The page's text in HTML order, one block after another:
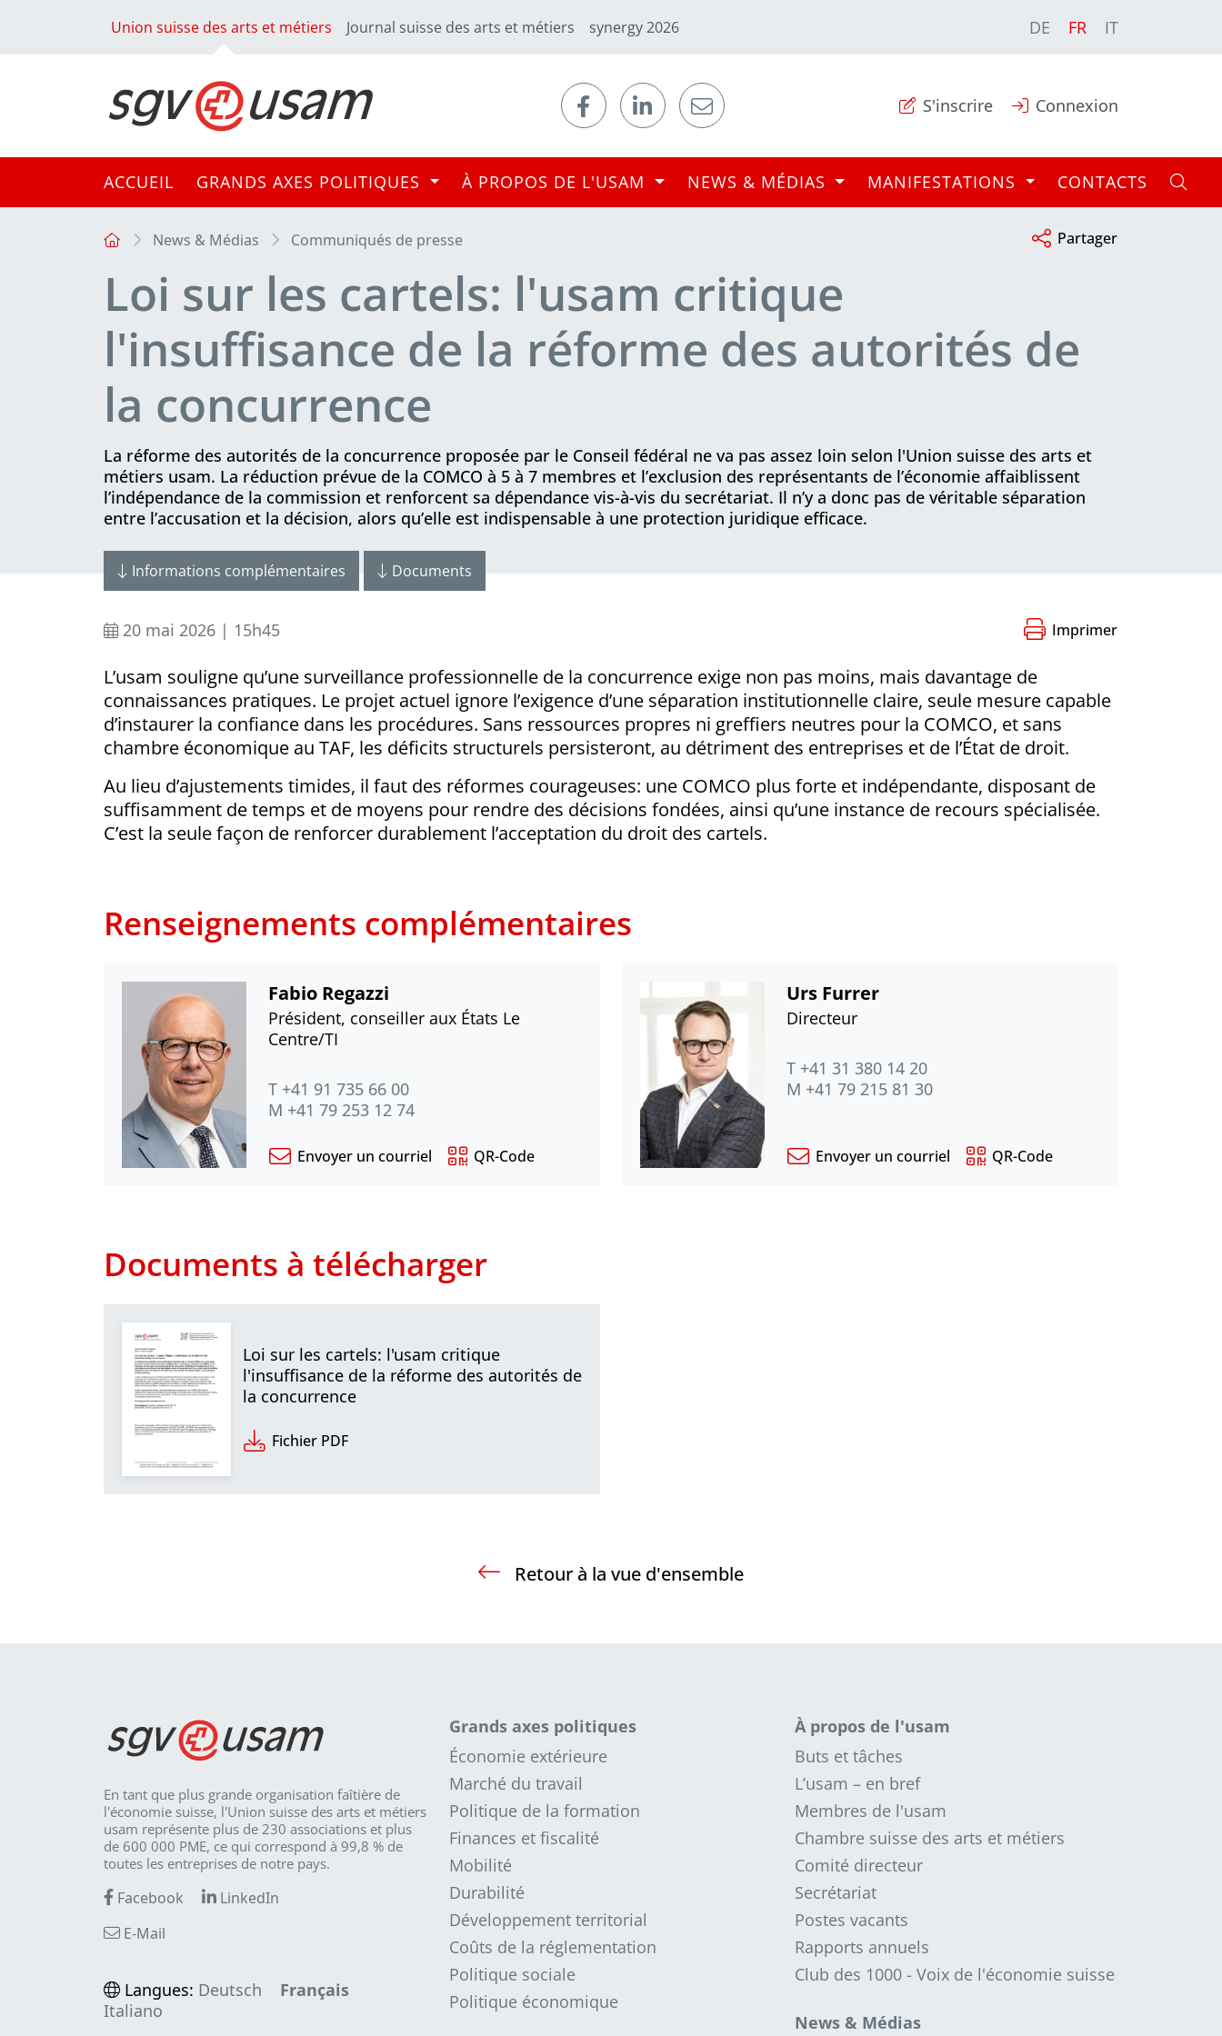
Union suisse des arts et métiers Journal suisse des arts et métiers synergy 2026 DE FR IT
S'inscrire Connexion
ACCUEIL GRANDS AXES POLITIQUES À PROPOS DE L'USAM NEWS & MÉDIAS MANIFESTATIONS CONTACTS
News & Médias Communiqués de presse Partager
Loi sur les cartels: l'usam critique
l'insuffisance de la réforme des autorités de
la concurrence
La réforme des autorités de la concurrence proposée par le Conseil fédéral ne va pas assez loin selon l'Union suisse des arts et
métiers usam. La réduction prévue de la COMCO à 5 à 7 membres et l’exclusion des représentants de l’économie affaiblissent
l’indépendance de la commission et renforcent sa dépendance vis-à-vis du secrétariat. Il n’y a donc pas de véritable séparation
entre l’accusation et la décision, alors qu’elle est indispensable à une protection juridique efficace.
Informations complémentaires Documents
20 mai 2026 | 15h45 Imprimer
L’usam souligne qu’une surveillance professionnelle de la concurrence exige non pas moins, mais davantage de
connaissances pratiques. Le projet actuel ignore l’exigence d’une séparation institutionnelle claire, seule mesure capable
d’instaurer la confiance dans les procédures. Sans ressources propres ni greffiers neutres pour la COMCO, et sans
chambre économique au TAF, les déficits structurels persisteront, au détriment des entreprises et de l’État de droit.
Au lieu d’ajustements timides, il faut des réformes courageuses: une COMCO plus forte et indépendante, disposant de
suffisamment de temps et de moyens pour rendre des décisions fondées, ainsi qu’une instance de recours spécialisée.
C’est la seule façon de renforcer durablement l’acceptation du droit des cartels.
Renseignements complémentaires
Fabio Regazzi
Président, conseiller aux États Le
Centre/TI
T +41 91 735 66 00
M +41 79 253 12 74
Envoyer un courriel QR-Code
Urs Furrer
Directeur
T +41 31 380 14 20
M +41 79 215 81 30
Envoyer un courriel QR-Code
Documents à télécharger
Loi sur les cartels: l'usam critique
l'insuffisance de la réforme des autorités de
la concurrence
Fichier PDF
Retour à la vue d'ensemble
En tant que plus grande organisation faîtière de
l'économie suisse, l'Union suisse des arts et métiers
usam représente plus de 230 associations et plus
de 600 000 PME, ce qui correspond à 99,8 % de
toutes les entreprises de notre pays.
Facebook
LinkedIn
E-Mail
Langues: Deutsch
Français
Italiano
Grands axes politiques
Économie extérieure
Marché du travail
Politique de la formation
Finances et fiscalité
Mobilité
Durabilité
Développement territorial
Coûts de la réglementation
Politique sociale
Politique économique
À propos de l'usam
Buts et tâches
L’usam – en bref
Membres de l'usam
Chambre suisse des arts et métiers
Comité directeur
Secrétariat
Postes vacants
Rapports annuels
Club des 1000 - Voix de l'économie suisse
News & Médias